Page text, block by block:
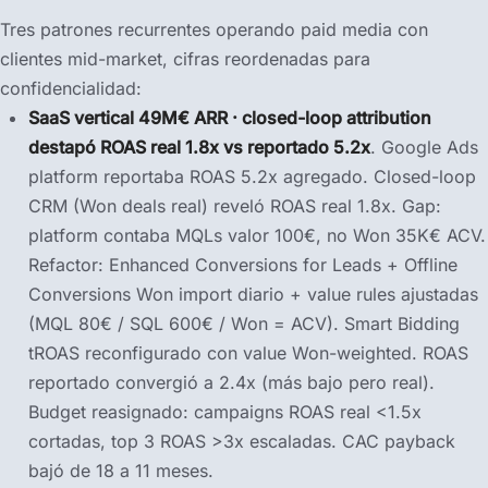
Tres patrones recurrentes operando paid media con
clientes mid-market, cifras reordenadas para
confidencialidad:
SaaS vertical 49M€ ARR · closed-loop attribution
destapó ROAS real 1.8x vs reportado 5.2x. Google Ads
platform reportaba ROAS 5.2x agregado. Closed-loop
CRM (Won deals real) reveló ROAS real 1.8x. Gap:
platform contaba MQLs valor 100€, no Won 35K€ ACV.
Refactor: Enhanced Conversions for Leads + Offline
Conversions Won import diario + value rules ajustadas
(MQL 80€ / SQL 600€ / Won = ACV). Smart Bidding
tROAS reconfigurado con value Won-weighted. ROAS
reportado convergió a 2.4x (más bajo pero real).
Budget reasignado: campaigns ROAS real <1.5x
cortadas, top 3 ROAS >3x escaladas. CAC payback
bajó de 18 a 11 meses.